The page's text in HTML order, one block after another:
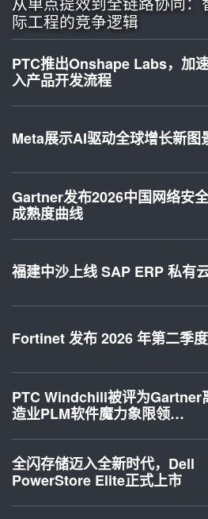
际工程的竞争逻辑
PTC推出Onshape Labs，加
入产品开发流程
Meta展示AI驱动全球增长新图
Gartner发布2026中国网络安
成熟度曲线
福建中沙上线 SAP ERP 私有
Fortinet 发布 2026 年第二季
PTC Windchill被评为Gartner
造业PLM软件魔力象限领…
全闪存储迈入全新时代，Dell
PowerStore Elite正式上市